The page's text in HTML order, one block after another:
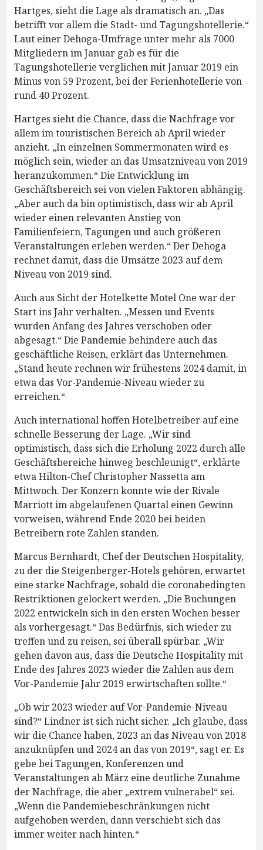
Hartges, sieht die Lage als dramatisch an. „Das
betrifft vor allem die Stadt- und Tagungshotellerie.“
Laut einer Dehoga-Umfrage unter mehr als 7000
Mitgliedern im Januar gab es für die
Tagungshotellerie verglichen mit Januar 2019 ein
Minus von 59 Prozent, bei der Ferienhotellerie von
rund 40 Prozent.
Hartges sieht die Chance, dass die Nachfrage vor
allem im touristischen Bereich ab April wieder
anzieht. „In einzelnen Sommermonaten wird es
möglich sein, wieder an das Umsatzniveau von 2019
heranzukommen.“ Die Entwicklung im
Geschäftsbereich sei von vielen Faktoren abhängig.
„Aber auch da bin optimistisch, dass wir ab April
wieder einen relevanten Anstieg von
Familienfeiern, Tagungen und auch größeren
Veranstaltungen erleben werden.“ Der Dehoga
rechnet damit, dass die Umsätze 2023 auf dem
Niveau von 2019 sind.
Auch aus Sicht der Hotelkette Motel One war der
Start ins Jahr verhalten. „Messen und Events
wurden Anfang des Jahres verschoben oder
abgesagt.“ Die Pandemie behindere auch das
geschäftliche Reisen, erklärt das Unternehmen.
„Stand heute rechnen wir frühestens 2024 damit, in
etwa das Vor-Pandemie-Niveau wieder zu
erreichen.“
Auch international hoffen Hotelbetreiber auf eine
schnelle Besserung der Lage. „Wir sind
optimistisch, dass sich die Erholung 2022 durch alle
Geschäftsbereiche hinweg beschleunigt“, erklärte
etwa Hilton-Chef Christopher Nassetta am
Mittwoch. Der Konzern konnte wie der Rivale
Marriott im abgelaufenen Quartal einen Gewinn
vorweisen, während Ende 2020 bei beiden
Betreibern rote Zahlen standen.
Marcus Bernhardt, Chef der Deutschen Hospitality,
zu der die Steigenberger-Hotels gehören, erwartet
eine starke Nachfrage, sobald die coronabedingten
Restriktionen gelockert werden. „Die Buchungen
2022 entwickeln sich in den ersten Wochen besser
als vorhergesagt.“ Das Bedürfnis, sich wieder zu
treffen und zu reisen, sei überall spürbar. „Wir
gehen davon aus, dass die Deutsche Hospitality mit
Ende des Jahres 2023 wieder die Zahlen aus dem
Vor-Pandemie Jahr 2019 erwirtschaften sollte.“
„Ob wir 2023 wieder auf Vor-Pandemie-Niveau
sind?“ Lindner ist sich nicht sicher. „Ich glaube, dass
wir die Chance haben, 2023 an das Niveau von 2018
anzuknüpfen und 2024 an das von 2019“, sagt er. Es
gebe bei Tagungen, Konferenzen und
Veranstaltungen ab März eine deutliche Zunahme
der Nachfrage, die aber „extrem vulnerabel“ sei.
„Wenn die Pandemiebeschränkungen nicht
aufgehoben werden, dann verschiebt sich das
immer weiter nach hinten.“